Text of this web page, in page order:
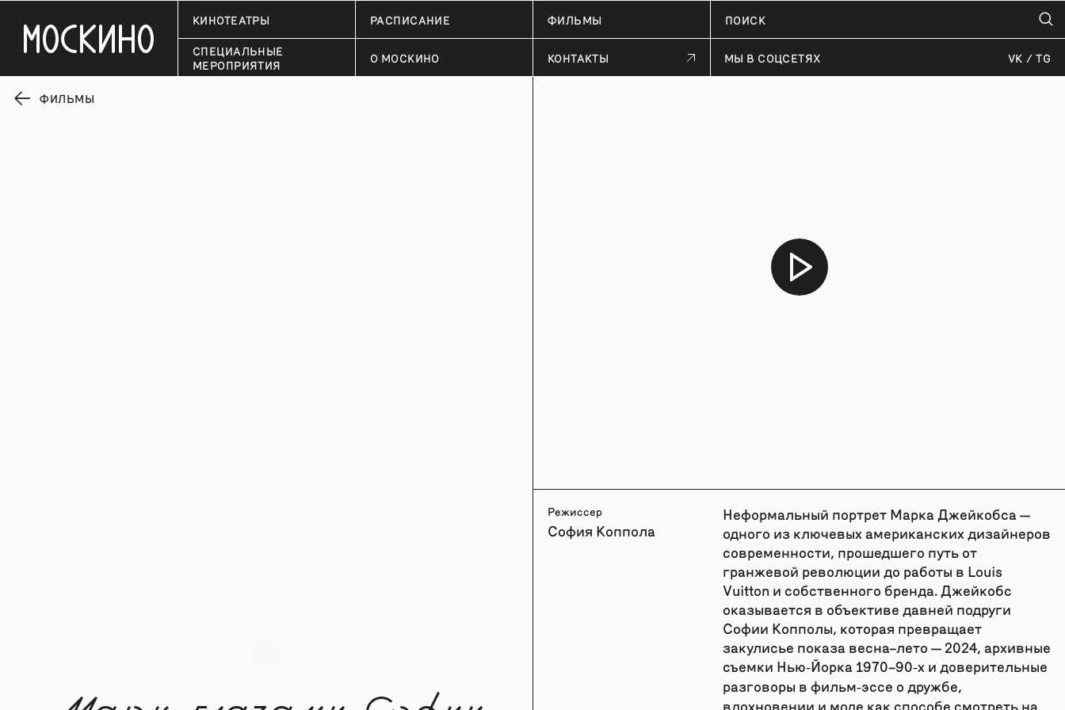
КИНОТЕАТРЫ РАСПИСАНИЕ ФИЛЬМЫ
СПЕЦИАЛЬНЫЕ
МЕРОПРИЯТИЯ
О МОСКИНО КОНТАКТЫ МЫ В СОЦСЕТЯХ VK TG
ФИЛЬМЫ
Режиссер
София Коппола
Неформальный портрет Марка Джейкобса —
одного из ключевых американских дизайнеров
современности, прошедшего путь от
гранжевой революции до работы в Louis
Vuitton и собственного бренда. Джейкобс
оказывается в объективе давней подруги
Софии Копполы, которая превращает
закулисье показа весна–лето — 2024, архивные
съемки Нью‑Йорка 1970–90‑х и доверительные
разговоры в фильм‑эссе о дружбе,
вдохновении и моде как способе смотреть на